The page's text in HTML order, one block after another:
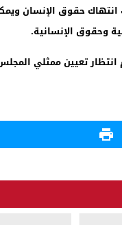
انتهاك حقوق الإنسان
وحقوق الإنسانية.
تعيين ممثلي